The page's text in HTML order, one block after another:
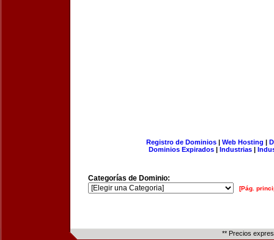
Registro de Dominios| Web Hosting |
Dominios Expirados | Industrias |
Categorías de Dominio:
[Pág.
** Precios